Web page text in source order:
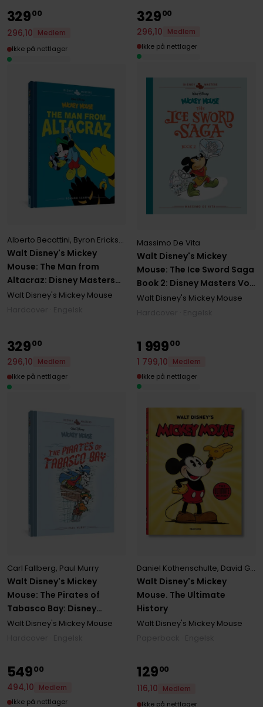
Walt Disney's Mickey
Mouse: The Man from
Altacraz: Disney Masters
Vol. 17
Alberto Becattini, Byron Erickson Joe Torcivia,Rodolfo Cimino
Walt Disney's Mickey Mouse
32900
296,10
Medlem
Ikke på nettlager
Walt Disney's Mickey
Mouse: The Ice Sword Saga
Book 2: Disney Masters Vol.
11
Massimo De Vita
Walt Disney's Mickey Mouse
32900
296,10
Medlem
Ikke på nettlager
Walt Disney's Mickey
Mouse: The Pirates of
Tabasco Bay: Disney
Masters Vol. 7
Carl Fallberg, Paul Murry
Walt Disney's Mickey Mouse
32900
296,10
Medlem
Ikke på nettlager
Walt Disney's Mickey
Mouse. The Ultimate
History
Daniel Kothenschulte, David Gerstein
Walt Disney's Mickey Mouse
1 99900
1 799,10
Medlem
Ikke på nettlager
54900
494,10
Medlem
Ikke på nettlager
12900
116,10
Medlem
Ikke på nettlager